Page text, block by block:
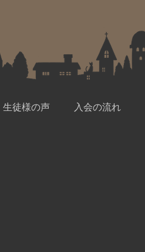
生徒様の声 入会の流れ